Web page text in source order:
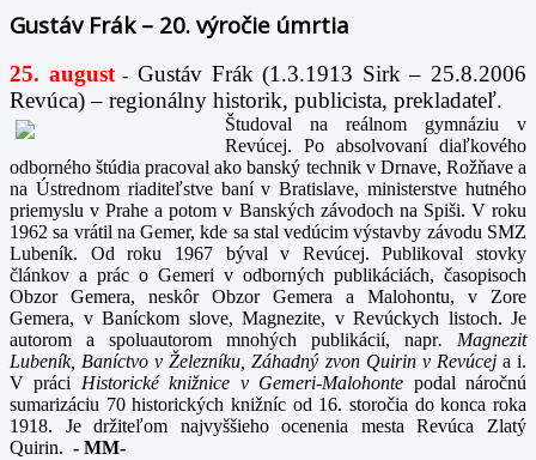
Gustáv Frák – 20. výročie úmrtia
25. august- Gustáv Frák (1.3.1913 Sirk – 25.8.2006
Revúca) – regionálny historik, publicista, prekladateľ.
Študoval na reálnom gymnáziu v
Revúcej. Po absolvovaní diaľkového
odborného štúdia pracoval ako banský technik v Drnave, Rožňave a
na Ústrednom riaditeľstve baní v Bratislave, ministerstve hutného
priemyslu v Prahe a potom v Banských závodoch na Spiši. V roku
1962 sa vrátil na Gemer, kde sa stal vedúcim výstavby závodu SMZ
Lubeník. Od roku 1967 býval v Revúcej. Publikoval stovky
článkov a prác o Gemeri v odborných publikáciách, časopisoch
Obzor Gemera, neskôr Obzor Gemera a Malohontu, v Zore
Gemera, v Baníckom slove, Magnezite, v Revúckych listoch. Je
autorom a spoluautorom mnohých publikácií, napr. Magnezit
Lubeník, Baníctvo v Železníku, Záhadný zvon Quirin v Revúcej a i.
V práci Historické knižnice v Gemeri-Malohonte podal náročnú
sumarizáciu 70 historických knižníc od 16. storočia do konca roka
1918. Je držiteľom najvyššieho ocenenia mesta Revúca Zlatý
Quirin. - MM-